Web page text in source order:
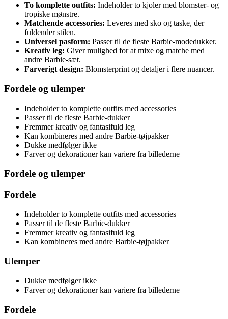
To komplette outfits: Indeholder to kjoler med blomster- og
tropiske mønstre.
Matchende accessories: Leveres med sko og taske, der
fuldender stilen.
Universel pasform: Passer til de fleste Barbie-modedukker.
Kreativ leg: Giver mulighed for at mixe og matche med
andre Barbie-sæt.
Farverigt design: Blomsterprint og detaljer i flere nuancer.
Fordele og ulemper
Indeholder to komplette outfits med accessories
Passer til de fleste Barbie-dukker
Fremmer kreativ og fantasifuld leg
Kan kombineres med andre Barbie-tøjpakker
Dukke medfølger ikke
Farver og dekorationer kan variere fra billederne
Fordele og ulemper
Fordele
Indeholder to komplette outfits med accessories
Passer til de fleste Barbie-dukker
Fremmer kreativ og fantasifuld leg
Kan kombineres med andre Barbie-tøjpakker
Ulemper
Dukke medfølger ikke
Farver og dekorationer kan variere fra billederne
Fordele